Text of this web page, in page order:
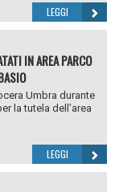
LEGGI
IN AREA PARCO
Umbra durante
la tutela dell’area
LEGGI